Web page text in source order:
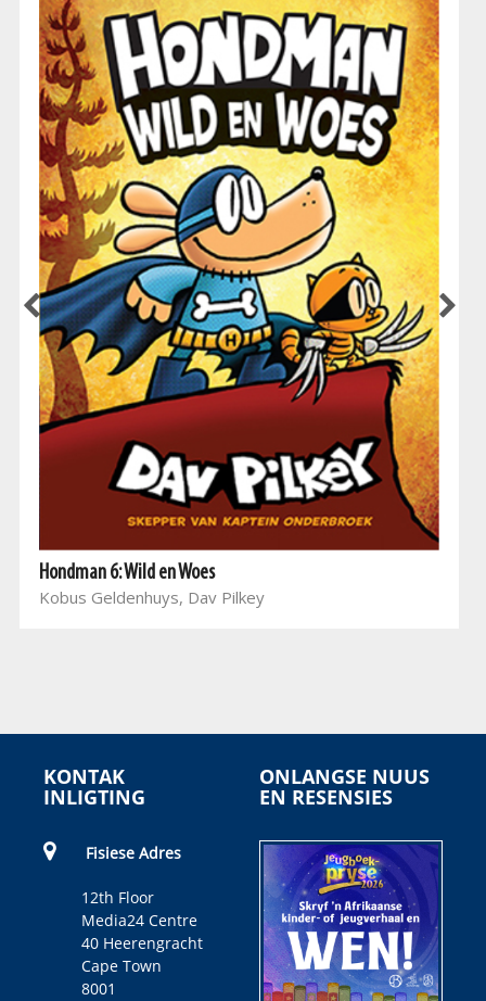
Hondman 6: Wild en Woes
Kobus Geldenhuys, Dav Pilkey
KONTAK
INLIGTING
Fisiese Adres
12th Floor
Media24 Centre
40 Heerengracht
Cape Town
8001
ONLANGSE NUUS
EN RESENSIES